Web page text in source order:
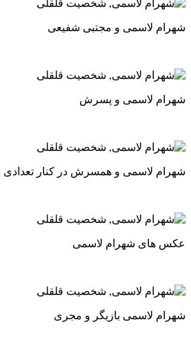
شهرام لاسمی و مجتبی شفیعی
شهرام لاسمی و پسرش
شهرام لاسمی و همسرش در کنار تعدادی
عکس های شهرام لاسمی
شهرام لاسمی بازیگر و مجری